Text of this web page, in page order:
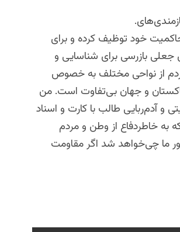
خود توظیف کرده و برای
بازرسی برای شناسایی و
مردم از نواحی مختلف به خصوص
و جهان بی‌تفاوت است. من
و آدم‌ربایی طالب با کارت و اسناد‌
خاطردفاع از وطن و مردم
ما چی‌خواهد شد اگر مقاومت